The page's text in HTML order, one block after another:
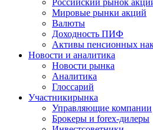
Мировые рынки акций
Валюты
Доходность ПИФ
Активы пенсионных
Новости и аналитика
Новости рынка
Аналитика
Глоссарий
Участникирынка
Управляющие компании
Брокеры и forex-дилеры